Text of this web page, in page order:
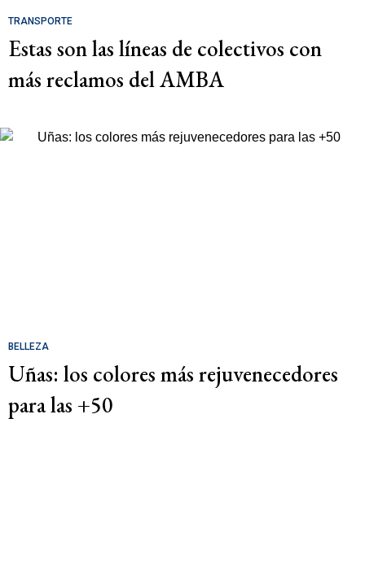
TRANSPORTE
Estas son las líneas de colectivos con
más reclamos del AMBA
BELLEZA
Uñas: los colores más rejuvenecedores
para las +50